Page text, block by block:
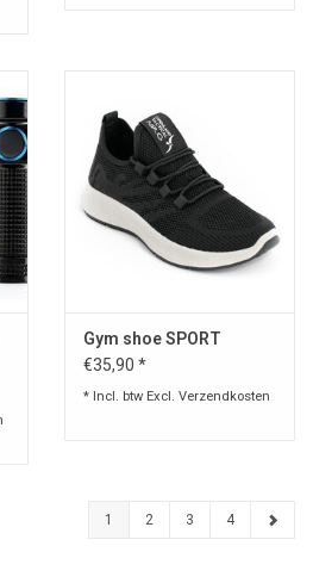
Gym shoe SPORT
€35,90 *
* Incl. btw Excl. Verzendkosten
1 2 3 4